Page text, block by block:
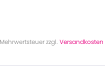
zzgl. Versandkosten